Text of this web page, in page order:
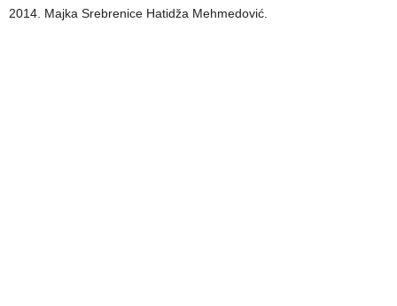
2014. Majka Srebrenice Hatidža Mehmedović.